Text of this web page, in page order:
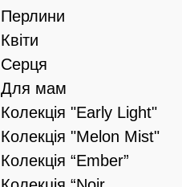
Перлини
Квіти
Серця
Для мам
Колекція "Early Light"
Колекція "Melon Mist"
Колекція “Ember”